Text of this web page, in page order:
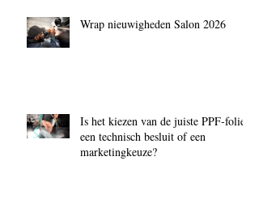
Wrap nieuwigheden Salon 2026
Is het kiezen van de juiste PPF‑folie
een technisch besluit of een
marketingkeuze?